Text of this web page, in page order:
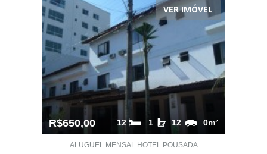
VER IMÓVEL
R$650,00 0m²
12
1
12
ALUGUEL MENSAL HOTEL POUSADA